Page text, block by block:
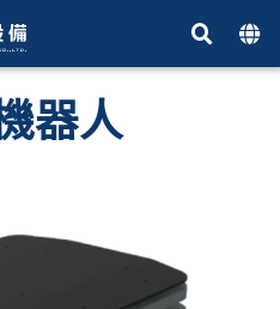
器人